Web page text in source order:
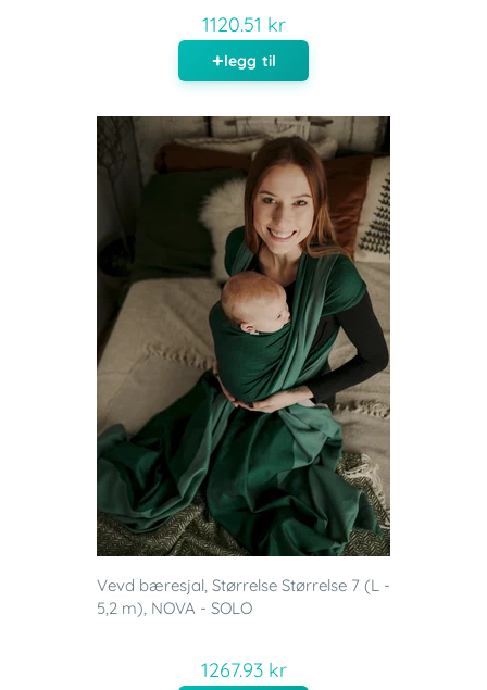
1120.51 kr
legg til
Vevd bæresjal, Størrelse Størrelse 7 (L -
5,2 m), NOVA - SOLO
1267.93 kr